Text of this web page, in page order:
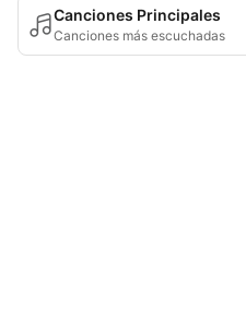
Canciones Principales
Canciones más escuchadas